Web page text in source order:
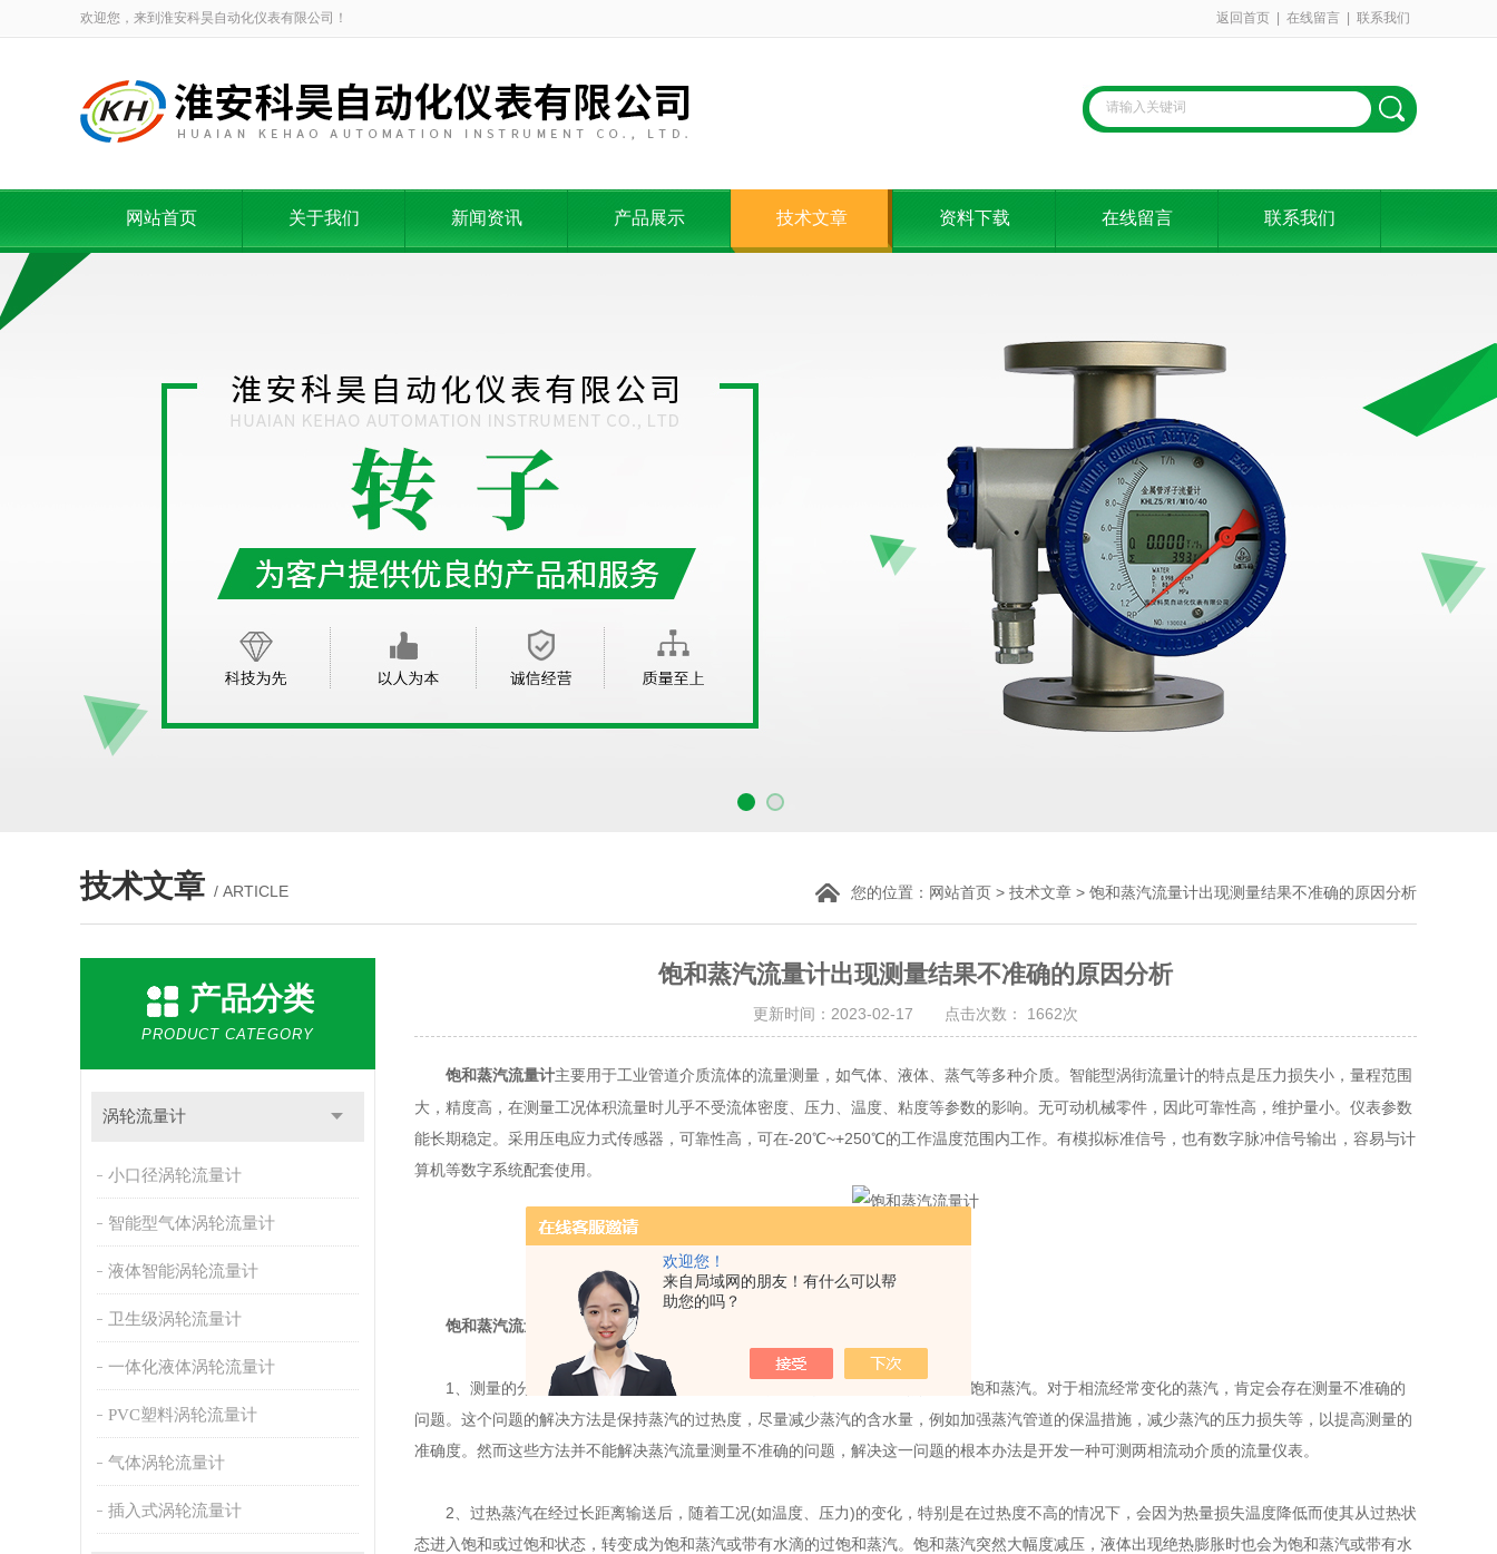
欢迎您！
来自局域网的朋友！有什么可以帮
助您的吗？
欢迎您，来到淮安科昊自动化仪表有限公司！ 返回首页 在线留言 联系我们
网站首页 关于我们 新闻资讯 产品展示 技术文章 资料下载 在线留言 联系我们
技术文章 / ARTICLE 您的位置： 网站首页 > 技术文章 > 饱和蒸汽流量计出现测量结果不准确的原因分析
产品分类
PRODUCT CATEGORY
涡轮流量计
小口径涡轮流量计
智能型气体涡轮流量计
液体智能涡轮流量计
卫生级涡轮流量计
一体化液体涡轮流量计
PVC塑料涡轮流量计
气体涡轮流量计
插入式涡轮流量计
饱和蒸汽流量计出现测量结果不准确的原因分析
更新时间：2023-02-17 点击次数： 1662次
饱和蒸汽流量计主要用于工业管道介质流体的流量测量，如气体、液体、蒸气等多种介质。智能型涡街流量计的特点是压力损失小，量程范围
大，精度高，在测量工况体积流量时儿乎不受流体密度、压力、温度、粘度等参数的影响。无可动机械零件，因此可靠性高，维护量小。仪表参数
能长期稳定。采用压电应力式传感器，可靠性高，可在-20℃~+250℃的工作温度范围内工作。有模拟标准信号，也有数字脉冲信号输出，容易与计
算机等数字系统配套使用。
饱和蒸汽流量计 出现测量结果不准确的原因分析：
1、测量的分析：目前使用测量蒸汽流量，测量介质都是指单相的过热蒸汽或饱和蒸汽。对于相流经常变化的蒸汽，肯定会存在测量不准确的
问题。这个问题的解决方法是保持蒸汽的过热度，尽量减少蒸汽的含水量，例如加强蒸汽管道的保温措施，减少蒸汽的压力损失等，以提高测量的
准确度。然而这些方法并不能解决蒸汽流量测量不准确的问题，解决这一问题的根本办法是开发一种可测两相流动介质的流量仪表。
2、过热蒸汽在经过长距离输送后，随着工况(如温度、压力)的变化，特别是在过热度不高的情况下，会因为热量损失温度降低而使其从过热状
态进入饱和或过饱和状态，转变成为饱和蒸汽或带有水滴的过饱和蒸汽。饱和蒸汽突然大幅度减压，液体出现绝热膨胀时也会为饱和蒸汽或带有水